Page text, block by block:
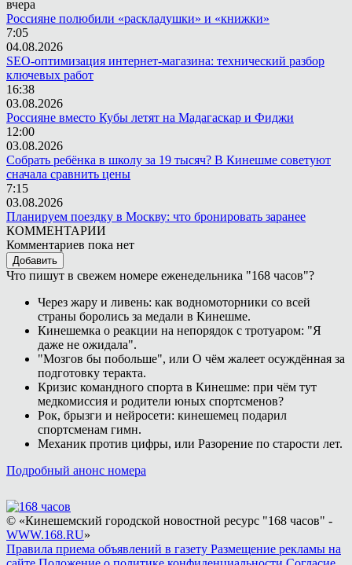
вчера
Россияне полюбили «раскладушки» и «книжки»
7:05
04.08.2026
SEO-оптимизация интернет-магазина: технический разбор
ключевых работ
16:38
03.08.2026
Россияне вместо Кубы летят на Мадагаскар и Фиджи
12:00
03.08.2026
Собрать ребёнка в школу за 19 тысяч? В Кинешме советуют
сначала сравнить цены
7:15
03.08.2026
Планируем поездку в Москву: что бронировать заранее
КОММЕНТАРИИ
Комментариев пока нет
Добавить
Что пишут в свежем номере еженедельника "168 часов"?
Через жару и ливень: как водномоторники со всей
страны боролись за медали в Кинешме.
Кинешемка о реакции на непорядок с тротуаром: "Я
даже не ожидала".
"Мозгов бы побольше", или О чём жалеет осуждённая за
подготовку теракта.
Кризис командного спорта в Кинешме: при чём тут
медкомиссия и родители юных спортсменов?
Рок, брызги и нейросети: кинешемец подарил
спортсменам гимн.
Механик против цифры, или Разорение по старости лет.
Подробный анонс номера
© «Кинешемский городской новостной ресурс "168 часов" -
WWW.168.RU»
Правила приема объявлений в газету Размещение рекламы на